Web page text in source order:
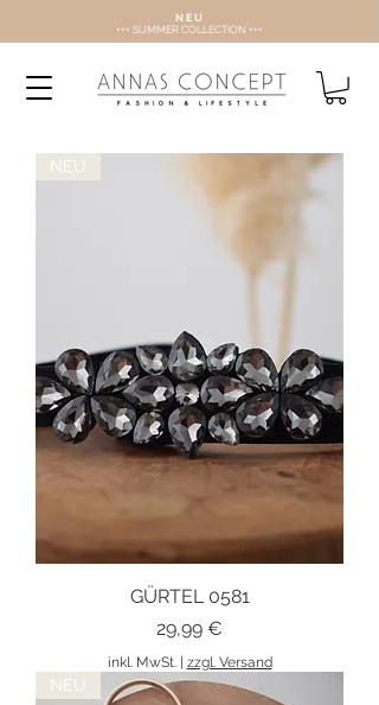
N E U
+++ SUMMER COLLECTION +++
NEU
GÜRTEL 0581
Preis
29,99 €
inkl. MwSt.| zzgl. Versand
NEU